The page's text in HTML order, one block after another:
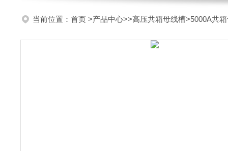
当前位置： 首页 >产品中心>>高压共箱母线槽>5000A共